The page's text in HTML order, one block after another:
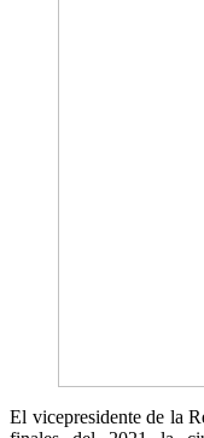
El vicepresidente de la